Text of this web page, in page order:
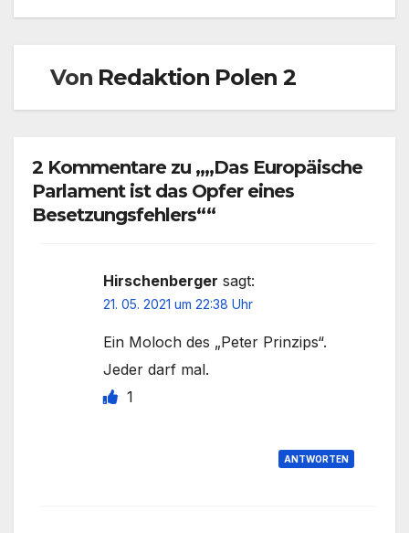
Von Redaktion Polen 2
2 Kommentare zu „„Das Europäische
Parlament ist das Opfer eines
Besetzungsfehlers““
Hirschenberger sagt:
21. 05. 2021 um 22:38 Uhr
Ein Moloch des „Peter Prinzips“.
Jeder darf mal.
1
ANTWORTEN